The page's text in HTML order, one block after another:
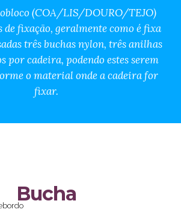
(COA/LIS/DOURO/TEJO)
de fixação, geralmente como é fixa
três buchas nylon, três anilhas
por cadeira, podendo estes serem
o material onde a cadeira for
fixar.
Bucha